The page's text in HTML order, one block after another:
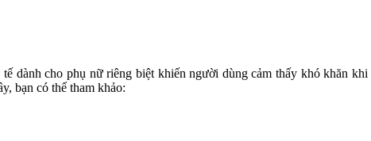
dành cho phụ nữ riêng biệt khiến người dùng cảm thấy khó khăn
bạn có thể tham khảo: